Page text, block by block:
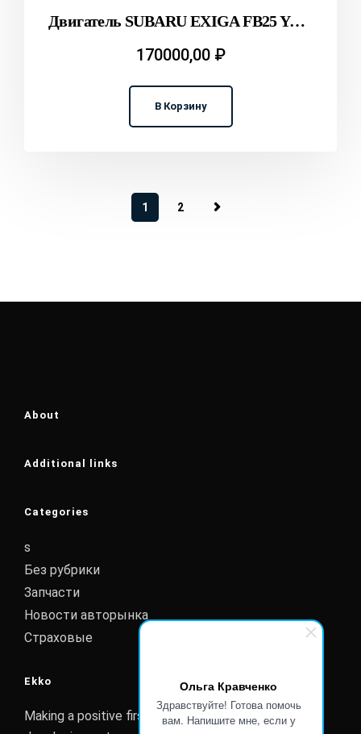
Ольга Кравченко
Здравствуйте! Готова помочь
вам. Напишите мне, если у
Двигатель SUBARU EXIGA FB25 YAM T2312079
170000,00 ₽
В Корзину
1 2
About
Additional links
Categories
s
Без рубрики
Запчасти
Новости авторынка
Страховые
Ekko
Making a positive first impression is essential to